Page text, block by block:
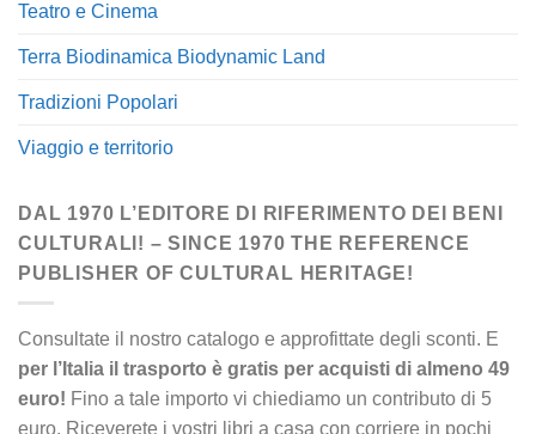
Teatro e Cinema
Terra Biodinamica Biodynamic Land
Tradizioni Popolari
Viaggio e territorio
DAL 1970 L’EDITORE DI RIFERIMENTO DEI BENI
CULTURALI! – SINCE 1970 THE REFERENCE
PUBLISHER OF CULTURAL HERITAGE!
Consultate il nostro catalogo e approfittate degli sconti. E
per l’Italia il trasporto è gratis per acquisti di almeno 49
euro! Fino a tale importo vi chiediamo un contributo di 5
euro. Riceverete i vostri libri a casa con corriere in pochi